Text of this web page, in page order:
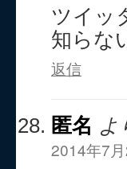
ツイッ
知らな
返信
匿名 よ
2014年7